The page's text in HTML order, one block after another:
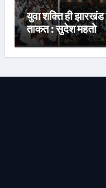
युवा शक्ति ही
ताकत : सुदेश महतो